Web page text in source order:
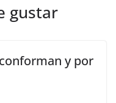
gustar
y por